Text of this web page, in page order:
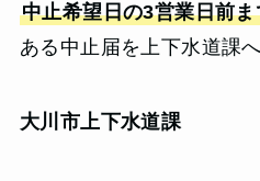
中止希望日の3営業日前ま
ある中止届を上下水道課
大川市上下水道課